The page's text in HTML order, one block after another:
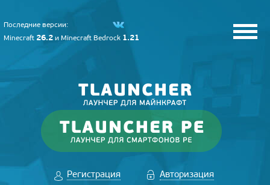
Последние версии:
Minecraft 26.2 и Minecraft Bedrock 1.21
Регистрация Авторизация